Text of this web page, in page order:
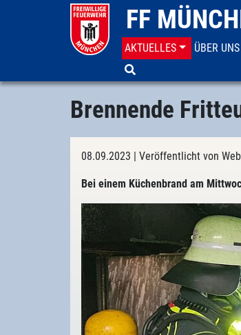
FF
AKTUELLES ÜBER UNS
Aktuelles
Brennende
08.09.2023 | Veröffentlicht von
Bei einem Küchenbrand am